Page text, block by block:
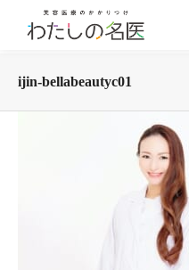
ijin-bellabeautyc01